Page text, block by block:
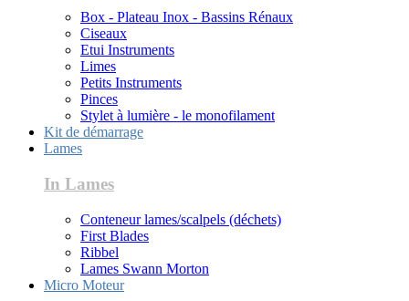
Box - Plateau Inox - Bassins Rénaux
Ciseaux
Etui Instruments
Limes
Petits Instruments
Pinces
Stylet à lumière - le monofilament
Kit de démarrage
Lames
In Lames
Conteneur lames/scalpels (déchets)
First Blades
Ribbel
Lames Swann Morton
Micro Moteur